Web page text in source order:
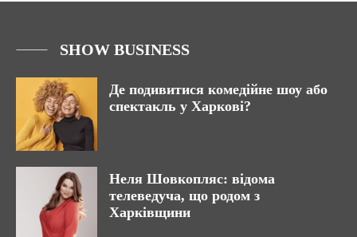
SHOW BUSINESS
Де подивитися комедійне шоу або
спектакль у Харкові?
Неля Шовкопляс: відома
телеведуча, що родом з
Харківщини